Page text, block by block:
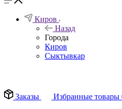
Киров
Назад
Города
Киров
Сыктывкар
Заказы
Избранные товары